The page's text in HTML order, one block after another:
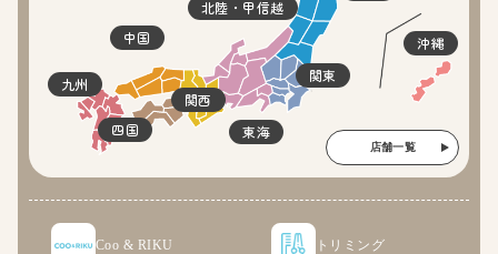
関東
北陸・甲信越
東海
関西
四国
中国
九州
沖縄
店舗一覧
Coo & RIKU トリミング